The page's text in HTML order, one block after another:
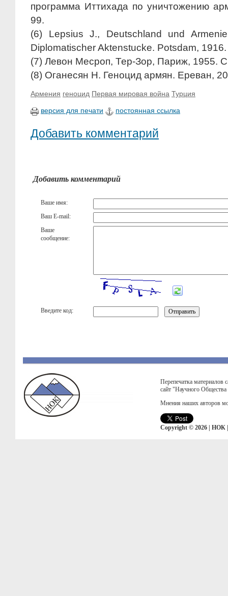
программа Иттихада по уничтожению
99.
(6) Lepsius J., Deutschland und
Diplomatischer Aktenstucke. Potsdam,
(7) Левон Месроп, Тер-Зор, Париж, 1955.
(8) Оганесян Н. Геноцид армян. Ереван,
Армения геноцид Первая мировая война Турция
версия для печати постоянная ссылка
Добавить комментарий
Добавить комментарий
Ваше имя:
Ваш E-mail:
Ваше
сообщение:
Введите код:
Перепечатка материалов
сайт "Научного
Мнения наших авторов
Copyright © 2026 | НОК